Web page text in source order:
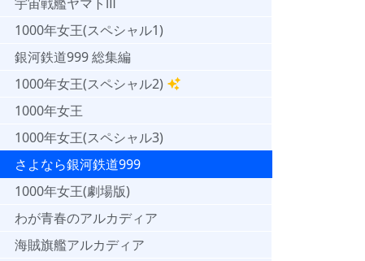
1000年女王(スペシャル1)
銀河鉄道999 総集編
1000年女王(スペシャル2)
1000年女王
1000年女王(スペシャル3)
さよなら銀河鉄道999
1000年女王(劇場版)
わが青春のアルカディア
海賊旗艦アルカディア